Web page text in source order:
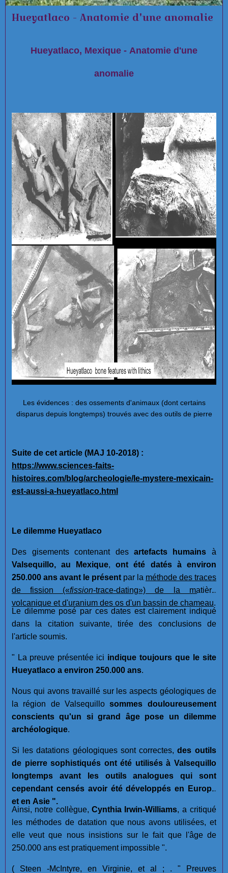
Hueyatlaco - Anatomie d'une anomalie
Hueyatlaco, Mexique - Anatomie d'une
anomalie
Les évidences : des ossements d'animaux (dont certains
disparus depuis longtemps) trouvés avec des outils de pierre
Suite de cet article (MAJ 10-2018) :
https://www.sciences-faits-
histoires.com/blog/archeologie/le-mystere-mexicain-
est-aussi-a-hueyatlaco.html
Le dilemme Hueyatlaco
Des gisements contenant des artefacts humains à
Valsequillo, au Mexique, ont été datés à environ
250.000 ans avant le présent par la méthode des traces
de fission («fission-trace-dating») de la matière
volcanique et d'uranium des os d'un bassin de chameau.
Le dilemme posé par ces dates est clairement indiqué
dans la citation suivante, tirée des conclusions de
l'article soumis.
" La preuve présentée ici indique toujours que le site
Hueyatlaco a environ 250.000 ans.
Nous qui avons travaillé sur les aspects géologiques de
la région de Valsequillo sommes douloureusement
conscients qu'un si grand âge pose un dilemme
archéologique.
Si les datations géologiques sont correctes, des outils
de pierre sophistiqués ont été utilisés à Valsequillo
longtemps avant les outils analogues qui sont
cependant censés avoir été développés en Europe
et en Asie ".
Ainsi, notre collègue, Cynthia Irwin-Williams, a critiqué
les méthodes de datation que nous avons utilisées, et
elle veut que nous insistions sur le fait que l'âge de
250.000 ans est pratiquement impossible ".
( Steen -McIntyre, en Virginie, et al ; . " Preuves